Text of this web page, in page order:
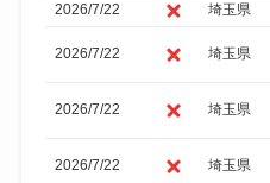
2026/7/22
埼玉県
2026/7/22 埼玉県
2026/7/22 埼玉県
2026/7/22 埼玉県